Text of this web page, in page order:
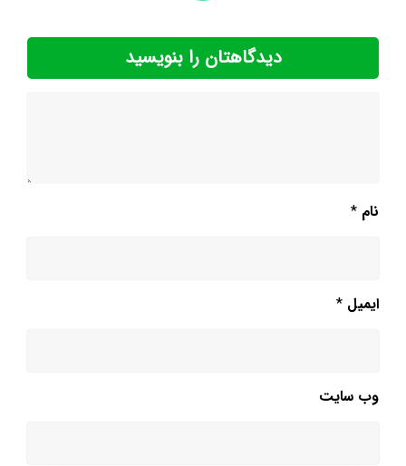
دیدگاهتان را بنویسید
نام *
ایمیل *
وب‌ سایت